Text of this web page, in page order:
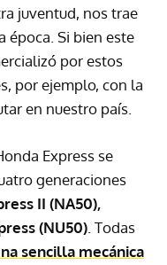
juventud, nos trae
época. Si bien este
por estos
por ejemplo, con la
en nuestro país.
Express se
generaciones
II (NA50),
(NU50). Todas
sencilla mecánica